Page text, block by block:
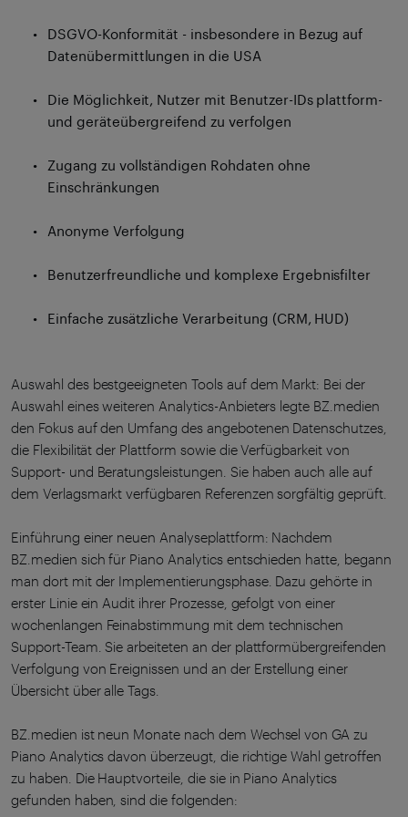
DSGVO-Konformität - insbesondere in Bezug auf
Datenübermittlungen in die USA
Die Möglichkeit, Nutzer mit Benutzer-IDs plattform-
und geräteübergreifend zu verfolgen
Zugang zu vollständigen Rohdaten ohne
Einschränkungen
Anonyme Verfolgung
Benutzerfreundliche und komplexe Ergebnisfilter
Einfache zusätzliche Verarbeitung (CRM, HUD)
Auswahl des bestgeeigneten Tools auf dem Markt: Bei der
Auswahl eines weiteren Analytics-Anbieters legte BZ.medien
den Fokus auf den Umfang des angebotenen Datenschutzes,
die Flexibilität der Plattform sowie die Verfügbarkeit von
Support- und Beratungsleistungen. Sie haben auch alle auf
dem Verlagsmarkt verfügbaren Referenzen sorgfältig geprüft.
Einführung einer neuen Analyseplattform: Nachdem
BZ.medien sich für Piano Analytics entschieden hatte, begann
man dort mit der Implementierungsphase. Dazu gehörte in
erster Linie ein Audit ihrer Prozesse, gefolgt von einer
wochenlangen Feinabstimmung mit dem technischen
Support-Team. Sie arbeiteten an der plattformübergreifenden
Verfolgung von Ereignissen und an der Erstellung einer
Übersicht über alle Tags.
BZ.medien ist neun Monate nach dem Wechsel von GA zu
Piano Analytics davon überzeugt, die richtige Wahl getroffen
zu haben. Die Hauptvorteile, die sie in Piano Analytics
gefunden haben, sind die folgenden: